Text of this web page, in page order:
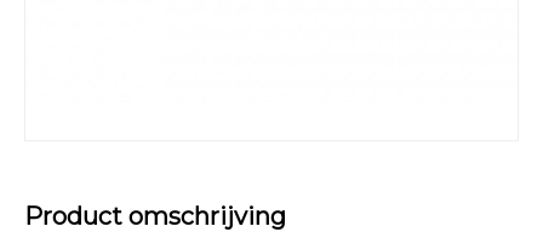
Product omschrijving